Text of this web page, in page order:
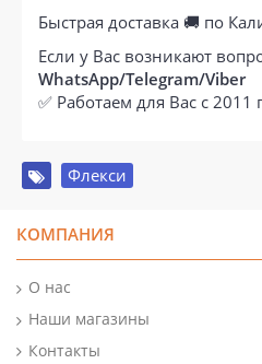
Быстрая доставка 🚚 по
Если у Вас возникают
WhatsApp/Telegram/Viber
✅ Работаем для Вас с 2011
Флекси
КОМПАНИЯ
О нас
Наши магазины
Контакты